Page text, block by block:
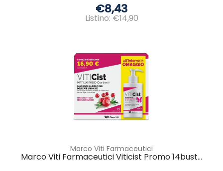
€8,43
Listino: €14,90
Marco Viti Farmaceutici
Marco Viti Farmaceutici Viticist Promo 14bust...